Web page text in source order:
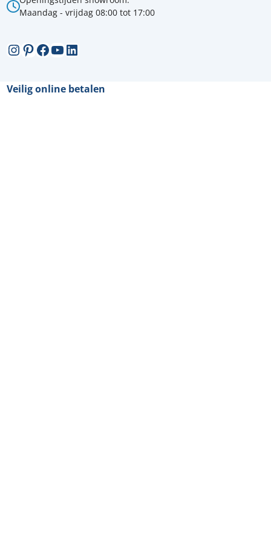
Maandag - vrijdag 08:00 tot 17:00
Instagram
Pinterest
Facebook
YouTube
LinkedIn
Veilig online betalen